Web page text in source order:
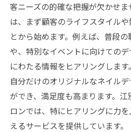
客ニーズの的確な把握が欠かせ
は、まず顧客のライフスタイル
とから始めます。例えば、普段
や、特別なイベントに向けての
にわたる情報をヒアリングしま
自分だけのオリジナルなネイル
ができ、満足度も高まります。
ロンでは、特にヒアリングに力
えるサービスを提供しています。